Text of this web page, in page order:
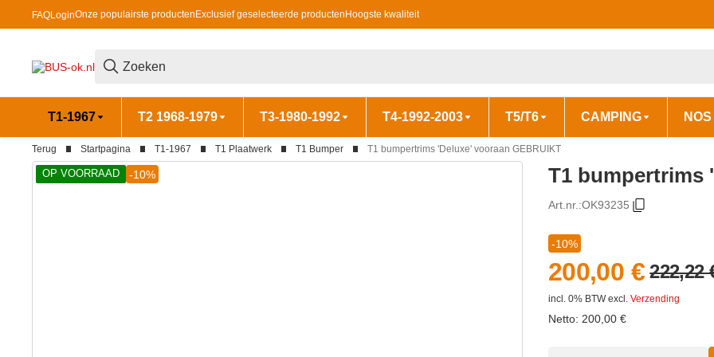
FAQLoginOnze populairste producten Exclusief geselecteerde producten Hoogste kwaliteit
T1-1967 T2 1968-1979 T3-1980-1992 T4-1992-2003 T5/T6 CAMPING NOS
Terug Startpagina T1-1967 T1 Plaatwerk T1 Bumper T1 bumpertrims 'Deluxe' vooraan GEBRUIKT
OP VOORRAAD -10% T1 bumpertrims
Art.nr.:OK93235
-10%
200,00 € 222,22
incl. 0% BTWexcl. Verzending
Netto: 200,00 €